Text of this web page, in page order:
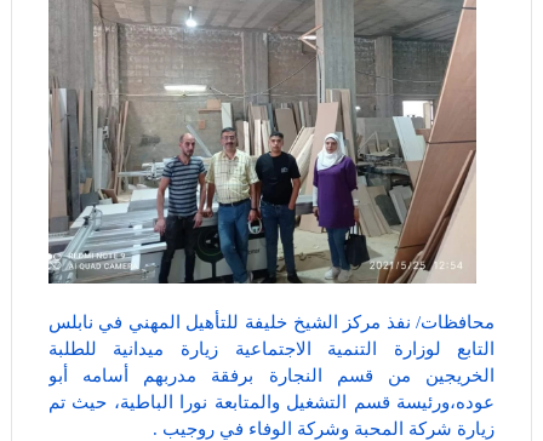
محافظات/ نفذ مركز الشيخ خليفة للتأهيل المهني في نابلس
التابع لوزارة التنمية الاجتماعية زيارة ميدانية للطلبة
الخريجين من قسم النجارة برفقة مدربهم أسامه أبو
عوده،ورئيسة قسم التشغيل والمتابعة نورا الباطية، حيث تم
زيارة شركة المحبة وشركة الوفاء في روجيب .